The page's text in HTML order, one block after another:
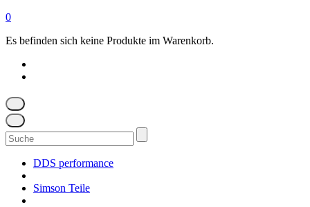
0
Es befinden sich keine Produkte im Warenkorb.
Suchen
nach:
DDS performance
Simson Teile